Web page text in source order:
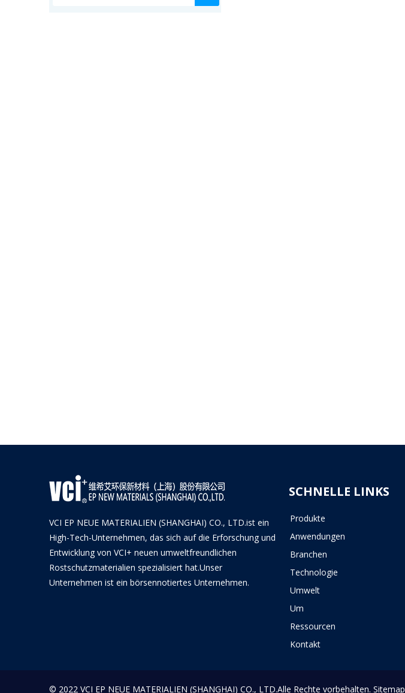
VCI EP NEUE MATERIALIEN (SHANGHAI) CO., LTD.ist ein
High-Tech-Unternehmen, das sich auf die Erforschung und
Entwicklung von VCI+ neuen umweltfreundlichen
Rostschutzmaterialien spezialisiert hat.Unser
Unternehmen ist ein börsennotiertes Unternehmen.
SCHNELLE LINKS
Produkte
Anwendungen
Branchen
Technologie
Umwelt
Um
Ressourcen
Kontakt
© 2022 VCI EP NEUE MATERIALIEN (SHANGHAI) CO., LTD.Alle Rechte vorbehalten. Sitemap